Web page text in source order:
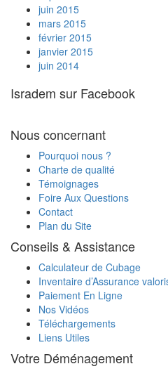
Israël ?
Comment trouver les
hôpital en Israël ?
Je suis handicapé, pourrais-je
rabais sur les taxes sur le véhicule
souhaite importer ?
Je vais expédier ma voiture en
Quels documents sont
juin 2015
mars 2015
février 2015
janvier 2015
juin 2014
Isradem sur Facebook
Nous concernant
Pourquoi nous ?
Charte de qualité
Témoignages
Foire Aux Questions
Contact
Plan du Site
Conseils & Assistance
Calculateur de Cubage
Inventaire d’Assurance
Paiement En Ligne
Nos Vidéos
Téléchargements
Liens Utiles
Votre Déménagement